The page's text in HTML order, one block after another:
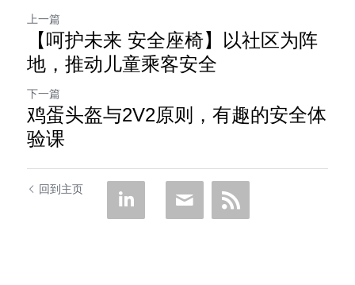
上一篇
【呵护未来 安全座椅】以社区为阵
地，推动儿童乘客安全
下一篇
鸡蛋头盔与2V2原则，有趣的安全体
验课
回到主页